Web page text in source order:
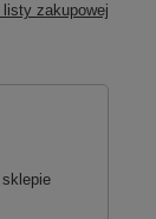
listy zakupowej